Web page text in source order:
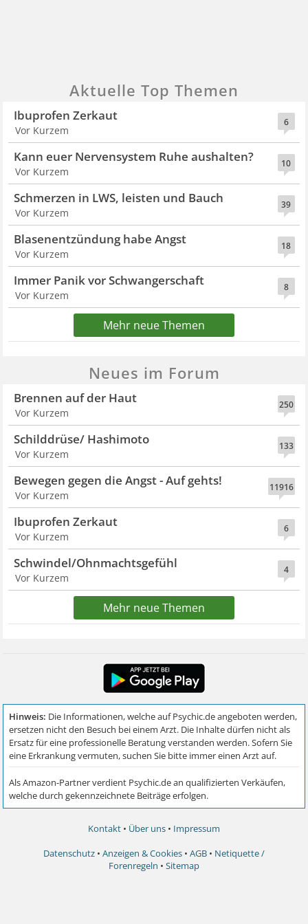
Aktuelle Top Themen
6
Ibuprofen Zerkaut
Vor Kurzem
10
Kann euer Nervensystem Ruhe aushalten?
Vor Kurzem
39
Schmerzen in LWS, leisten und Bauch
Vor Kurzem
18
Blasenentzündung habe Angst
Vor Kurzem
8
Immer Panik vor Schwangerschaft
Vor Kurzem
Mehr neue Themen
Neues im Forum
250
Brennen auf der Haut
Vor Kurzem
133
Schilddrüse/ Hashimoto
Vor Kurzem
11916
Bewegen gegen die Angst - Auf gehts!
Vor Kurzem
6
Ibuprofen Zerkaut
Vor Kurzem
4
Schwindel/Ohnmachtsgefühl
Vor Kurzem
Mehr neue Themen
Kontakt • Über uns • Impressum
Datenschutz • Anzeigen & Cookies • AGB • Netiquette /
Forenregeln • Sitemap